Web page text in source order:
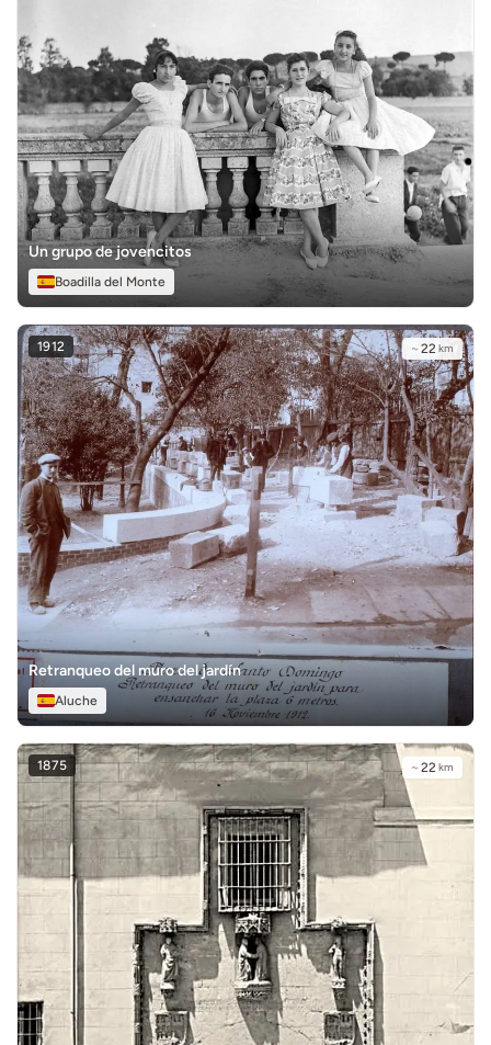
Un grupo de jovencitos
Boadilla del Monte
1912 ~ 22 km
Retranqueo del muro del jardín
Aluche
1875 ~ 22 km